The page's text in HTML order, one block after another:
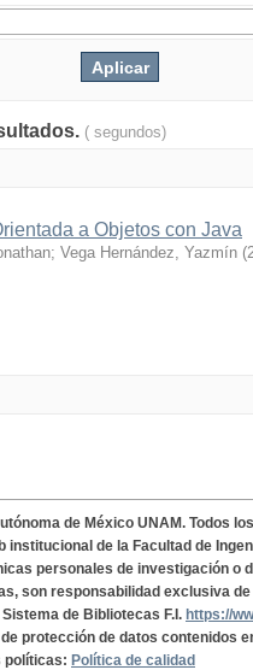
( segundos)
a Objetos con Java
; Vega Hernández, Yazmín (
de México UNAM. Todos
institucional de la Facultad de
personales de investigación o
son responsabilidad exclusiva
de Bibliotecas F.I. https://
protección de datos contenidos
políticas: Política de calidad